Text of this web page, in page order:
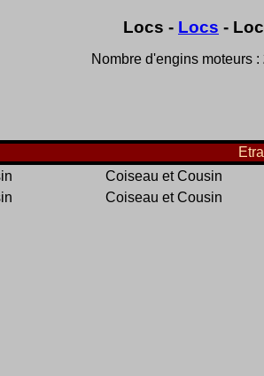
Locs - Locs -
Nombre d'engins moteurs :
Coiseau et Cousin
Coiseau et Cousin